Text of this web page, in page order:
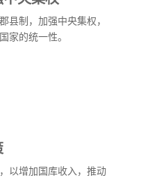
县制，加强中央集权，
家的统一性。
以增加国库收入，推动